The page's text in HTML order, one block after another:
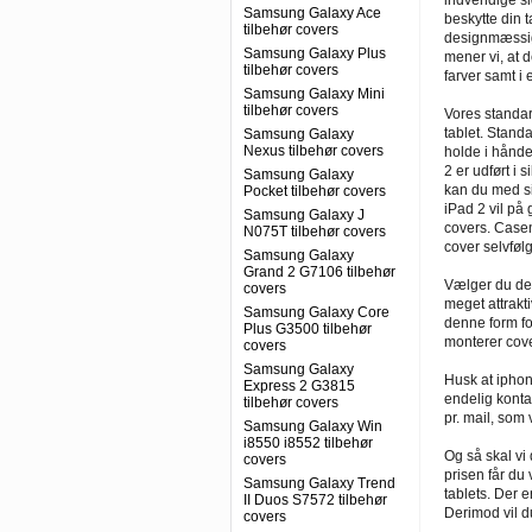
Samsung Galaxy Ace
tilbehør covers
Samsung Galaxy Plus
tilbehør covers
Samsung Galaxy Mini
tilbehør covers
Samsung Galaxy
Nexus tilbehør covers
Samsung Galaxy
Pocket tilbehør covers
Samsung Galaxy J
N075T tilbehør covers
Samsung Galaxy
Grand 2 G7106 tilbehør
covers
Samsung Galaxy Core
Plus G3500 tilbehør
covers
Samsung Galaxy
Express 2 G3815
tilbehør covers
Samsung Galaxy Win
i8550 i8552 tilbehør
covers
Samsung Galaxy Trend
II Duos S7572 tilbehør
covers
beskytte din
mener vi, at
farver samt i
Vores
tablet.
holde i
2 er udført i
kan du med
iPad 2 vil på
covers.
cover
Vælger du
meget
denne form
monterer
Husk at
endelig
pr. mail, som
Og så skal vi
prisen får du
tablets. Der
Derimod vil